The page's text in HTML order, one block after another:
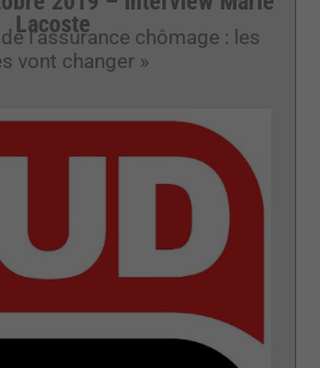
Lacoste
l’assurance chômage : les
vont changer »